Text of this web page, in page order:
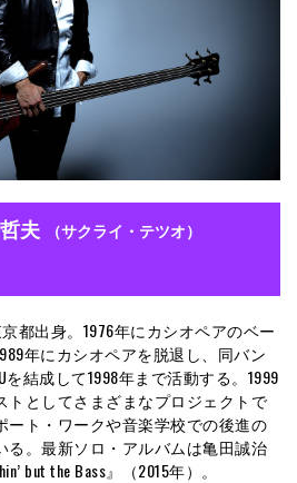
夫 （サクライ・テツオ）
都出身。1976年にカシオペアのベー
年にカシオペアを脱退し、同バン
を結成して1998年まで活動する。1999
トとしてさまざまなプロジェクトで
ート・ワークや音楽学校での後進の
る。最新ソロ・アルバムは亀田誠治
but the Bass』（2015年）。